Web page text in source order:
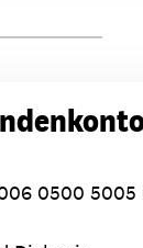
0500 5005